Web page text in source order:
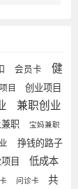
会员卡
健
目
创业项目
兼职创业
职 宝妈兼职
挣钱的路子
目
低成本
问诊卡
共